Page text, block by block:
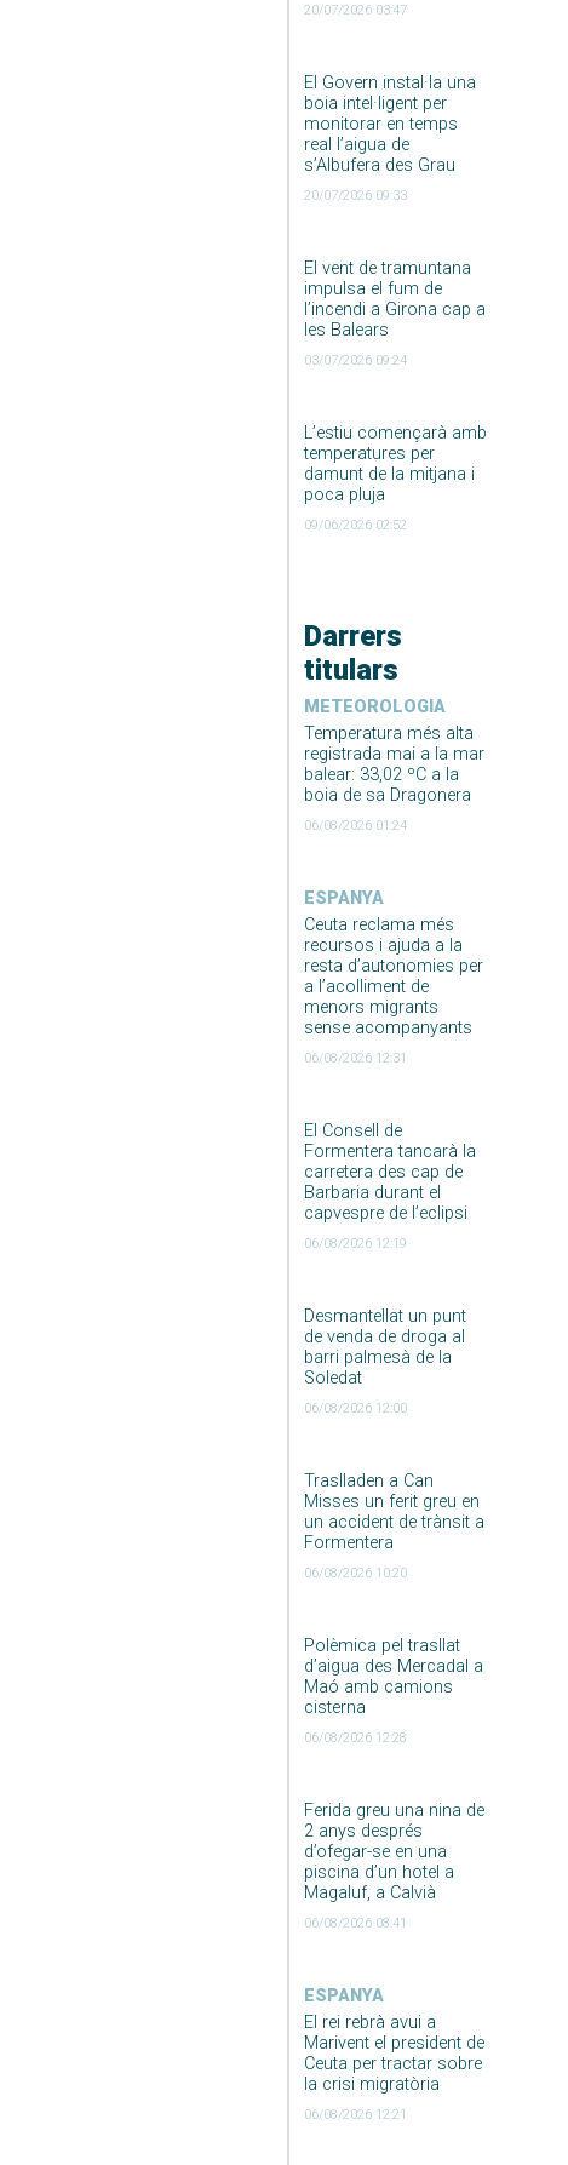
20/07/2026 03:47
El Govern instal·la una
boia intel·ligent per
monitorar en temps
real l’aigua de
s’Albufera des Grau
20/07/2026 09:33
El vent de tramuntana
impulsa el fum de
l’incendi a Girona cap a
les Balears
03/07/2026 09:24
L’estiu començarà amb
temperatures per
damunt de la mitjana i
poca pluja
09/06/2026 02:52
Darrers
titulars
METEOROLOGIA
Temperatura més alta
registrada mai a la mar
balear: 33,02 ºC a la
boia de sa Dragonera
06/08/2026 01:24
ESPANYA
Ceuta reclama més
recursos i ajuda a la
resta d’autonomies per
a l’acolliment de
menors migrants
sense acompanyants
06/08/2026 12:31
El Consell de
Formentera tancarà la
carretera des cap de
Barbaria durant el
capvespre de l’eclipsi
06/08/2026 12:19
Desmantellat un punt
de venda de droga al
barri palmesà de la
Soledat
06/08/2026 12:00
Traslladen a Can
Misses un ferit greu en
un accident de trànsit a
Formentera
06/08/2026 10:20
Polèmica pel trasllat
d’aigua des Mercadal a
Maó amb camions
cisterna
06/08/2026 12:28
Ferida greu una nina de
2 anys després
d’ofegar-se en una
piscina d’un hotel a
Magaluf, a Calvià
06/08/2026 08:41
ESPANYA
El rei rebrà avui a
Marivent el president de
Ceuta per tractar sobre
la crisi migratòria
06/08/2026 12:21